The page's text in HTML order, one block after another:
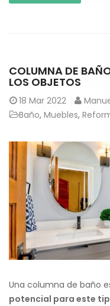
COLUMNA DE
LOS OBJETOS
18 Mar 2022
Baño, Muebles,
Una columna de baño
potencial para este